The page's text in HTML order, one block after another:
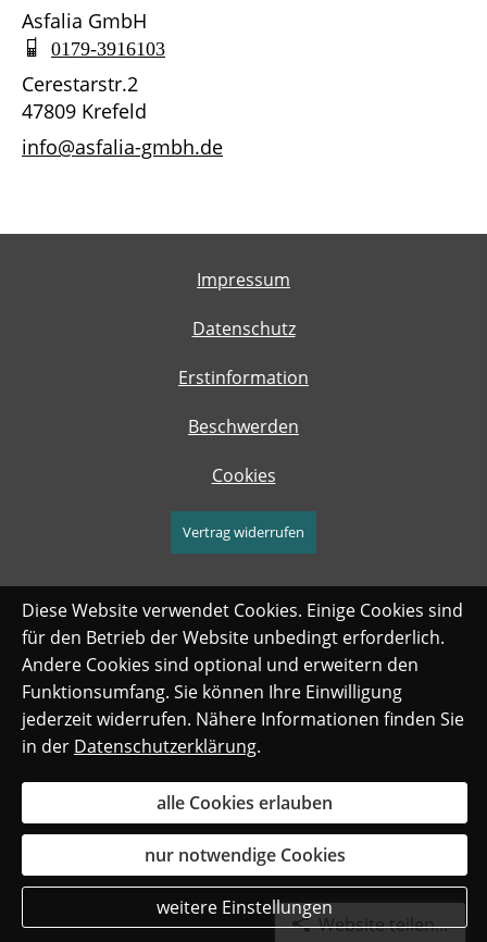
Asfalia GmbH
0179-3916103
Cerestarstr.2
47809 Krefeld
info@asfalia-gmbh.de
Impressum
Datenschutz
Erstinformation
Beschwerden
Cookies
Vertrag widerrufen
Diese Website verwendet Cookies. Einige Cookies sind
für den Betrieb der Website unbedingt erforderlich.
Andere Cookies sind optional und erweitern den
Funktionsumfang. Sie können Ihre Einwilligung
jederzeit widerrufen. Nähere Informationen finden Sie
in der Datenschutzerklärung.
alle Cookies erlauben
nur notwendige Cookies
weitere Einstellungen
Website teilen...